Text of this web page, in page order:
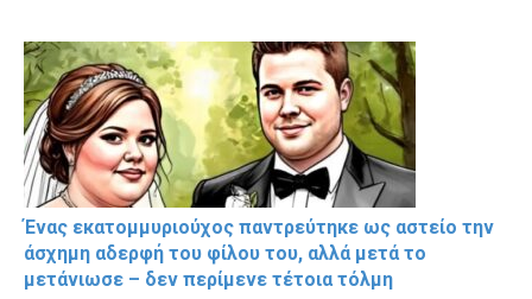
Ένας εκατομμυριούχος παντρεύτηκε ως αστείο την
άσχημη αδερφή του φίλου του, αλλά μετά το
μετάνιωσε – δεν περίμενε τέτοια τόλμη